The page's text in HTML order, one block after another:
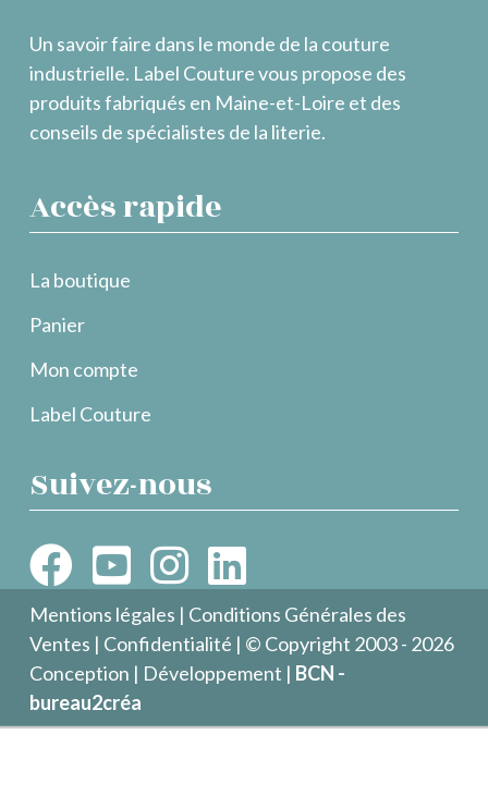
Un savoir faire dans le monde de la couture
industrielle. Label Couture vous propose des
produits fabriqués en Maine-et-Loire et des
conseils de spécialistes de la literie.
Accès rapide
La boutique
Panier
Mon compte
Label Couture
Suivez-nous
Mentions légales | Conditions Générales des
Ventes | Confidentialité | © Copyright 2003 - 2026
Conception | Développement | BCN -
bureau2créa